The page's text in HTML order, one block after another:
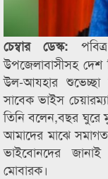
চেম্বার ডেস্ক:
উপজেলাবাসীসহ
উল-আযহার শুভেচ্ছা
সাবেক ভাইস
তিনি বলেন,বছর
আমাদের মাঝে
ভাইবোনদের
মোবারক।